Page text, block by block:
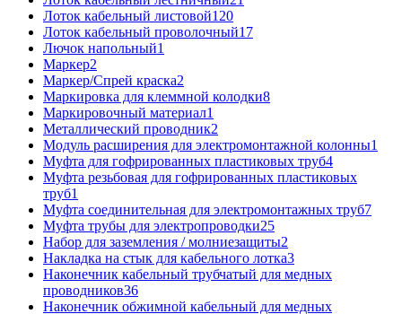
Лоток кабельный листовой120
Лоток кабельный проволочный17
Лючок напольный1
Маркер2
Маркер/Спрей краска2
Маркировка для клеммной колодки8
Маркировочный материал1
Металлический проводник2
Модуль расширения для электромонтажной колонны1
Муфта для гофрированных пластиковых труб4
Муфта резьбовая для гофрированных пластиковых
труб1
Муфта соединительная для электромонтажных труб7
Муфта трубы для электропроводки25
Набор для заземления / молниезащиты2
Накладка на стык для кабельного лотка3
Наконечник кабельный трубчатый для медных
проводников36
Наконечник обжимной кабельный для медных